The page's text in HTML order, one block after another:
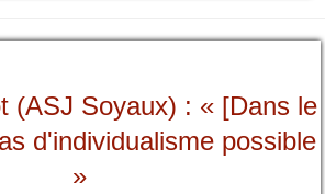
(ASJ Soyaux) : « [Dans le
d'individualisme possible
»